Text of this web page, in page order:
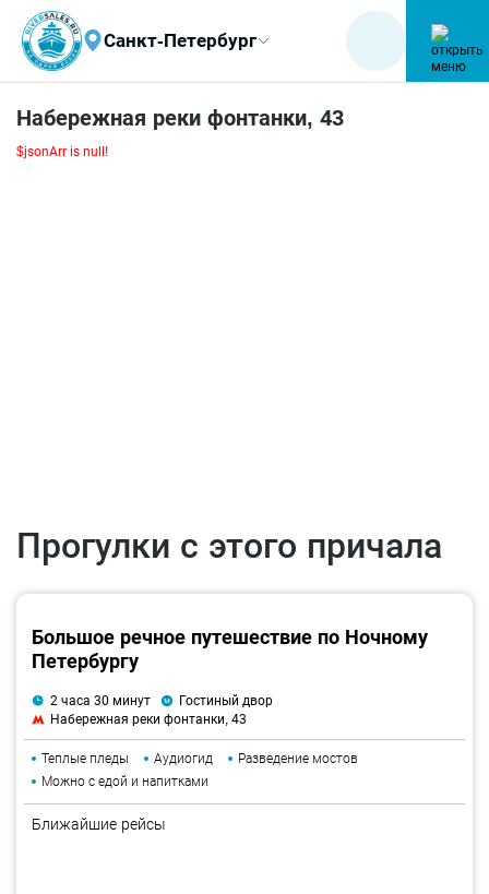
Санкт-Петербург
Набережная реки фонтанки, 43
$jsonArr is null!
Прогулки с этого причала
Большое речное путешествие по Ночному
Петербургу
2 часа 30 минут
Гостиный двор
Набережная реки фонтанки, 43
Теплые пледы Аудиогид
Разведение мостов
Можно с едой и напитками
Ближайшие рейсы